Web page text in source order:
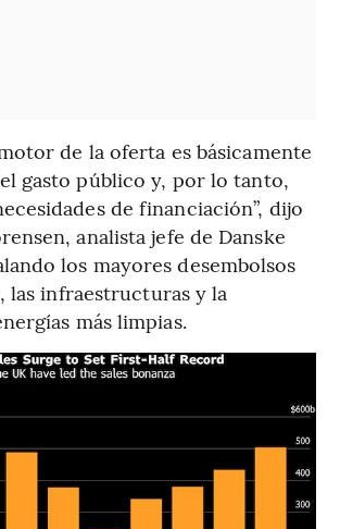
de la oferta es básicamente
gasto público y, por lo tanto,
de financiación”, dijo
analista jefe de Danske
los mayores desembolsos
las infraestructuras y la
más limpias.